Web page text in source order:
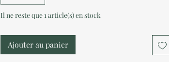
Il ne reste que 1 article(s) en stock
Ajouter au panier